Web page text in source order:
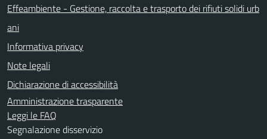
Effeambiente - Gestione, raccolta e trasporto dei rifiuti solidi urb
ani
Informativa privacy
Note legali
Dichiarazione di accessibilità
Amministrazione trasparente
Leggi le FAQ
Segnalazione disservizio